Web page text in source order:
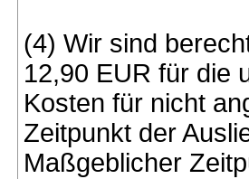
(4) Wir sind
12,90 EUR für die
Kosten für nicht
Zeitpunkt der
Maßgeblicher